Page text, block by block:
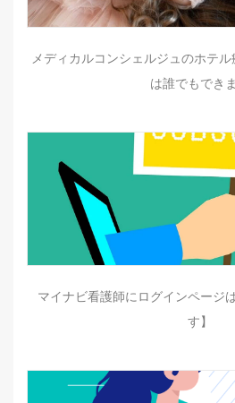
メディカルコンシェルジュのホテ
は誰でもでき
マイナビ看護師にログインページ
す】